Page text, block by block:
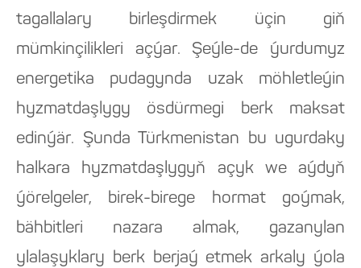
tagallalary birleşdirmek üçin giň
mümkinçilikleri açýar. Şeýle-de ýurdumyz
energetika pudagynda uzak möhletleýin
hyzmatdaşlygy ösdürmegi berk maksat
edinýär. Şunda Türkmenistan bu ugurdaky
halkara hyzmatdaşlygyň açyk we aýdyň
ýörelgeler, birek-birege hormat goýmak,
bähbitleri nazara almak, gazanylan
ylalaşyklary berk berjaý etmek arkaly ýola